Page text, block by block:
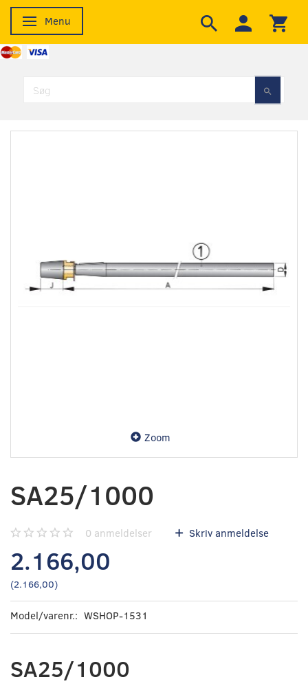
Skifte navigation
Menu
Zoom
SA25/1000
0 anmeldelser Skriv anmeldelse
2.166,00
(2.166,00)
Model/varenr.: WSHOP-1531
SA25/1000